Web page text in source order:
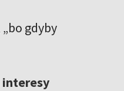
gdyby
interesy